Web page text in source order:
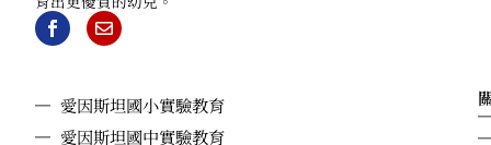
愛因斯坦國小實驗教育
愛因斯坦國中實驗教育